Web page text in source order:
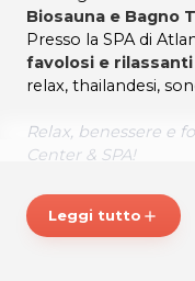
Biosauna e Bagno
Presso la SPA di
favolosi e
relax, thailandesi,
Relax, benessere e
Center & SPA!
*Prezzi di listino
Leggi tutto add